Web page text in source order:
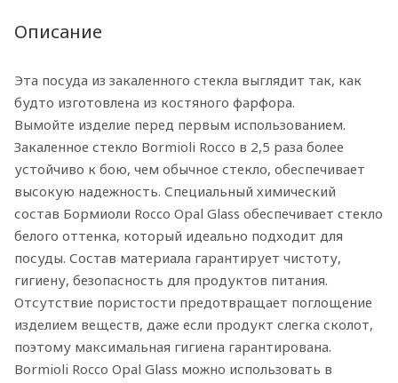
Описание
Эта посуда из закаленного стекла выглядит так, как
будто изготовлена из костяного фарфора.
Вымойте изделие перед первым использованием.
Закаленное стекло Bormioli Rocco в 2,5 раза более
устойчиво к бою, чем обычное стекло, обеспечивает
высокую надежность. Специальный химический
состав Бормиоли Rocco Opal Glass обеспечивает стекло
белого оттенка, который идеально подходит для
посуды. Состав материала гарантирует чистоту,
гигиену, безопасность для продуктов питания.
Отсутствие пористости предотвращает поглощение
изделием веществ, даже если продукт слегка сколот,
поэтому максимальная гигиена гарантирована.
Bormioli Rocco Opal Glass можно использовать в